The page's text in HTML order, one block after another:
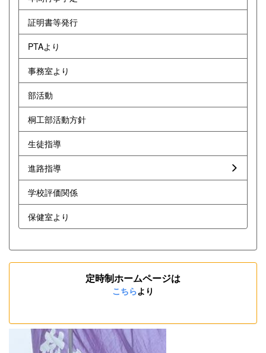
証明書等発行
PTAより
事務室より
部活動
桐工部活動方針
生徒指導
進路指導
学校評価関係
保健室より
定時制ホームページは
こちらより